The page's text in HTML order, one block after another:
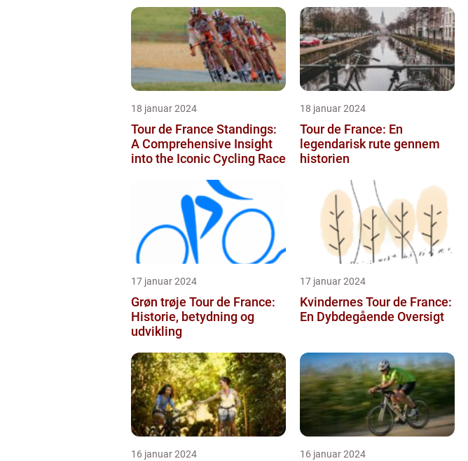
18 januar 2024
Tour de France Standings:
A Comprehensive Insight
into the Iconic Cycling Race
18 januar 2024
Tour de France: En
legendarisk rute gennem
historien
17 januar 2024
Grøn trøje Tour de France:
Historie, betydning og
udvikling
17 januar 2024
Kvindernes Tour de France:
En Dybdegående Oversigt
16 januar 2024 16 januar 2024